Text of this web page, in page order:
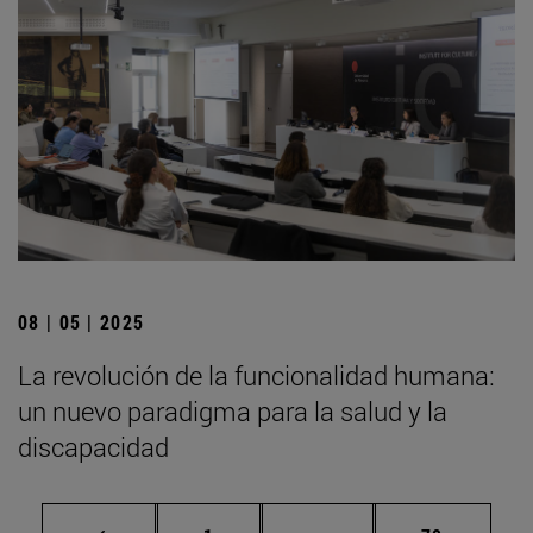
08 | 05 | 2025
La revolución de la funcionalidad humana:
un nuevo paradigma para la salud y la
discapacidad